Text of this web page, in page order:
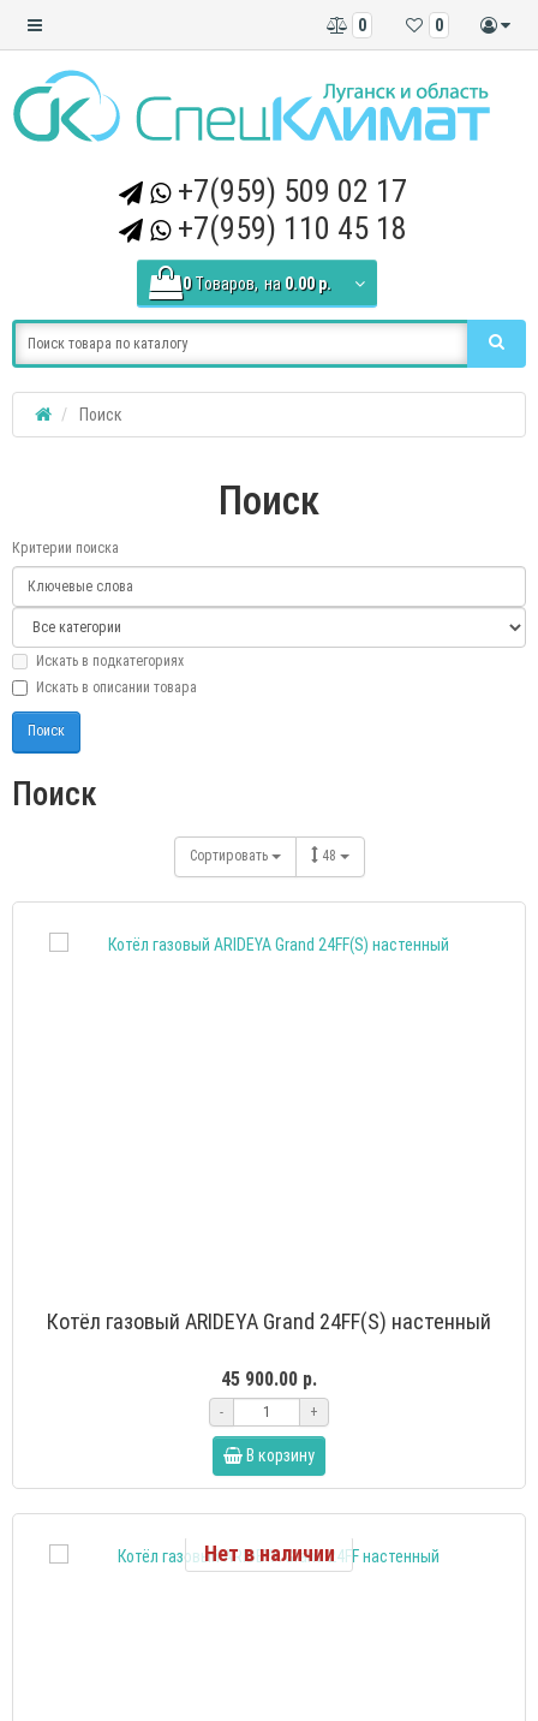
0
0
+7(959) 509 02 17
+7(959) 110 45 18
0 Tоваров, на 0.00 р.
Поиск
Поиск
Критерии поиска
Искать в подкатегориях
Искать в описании товара
Поиск
Сортировать 48
Котёл газовый ARIDEYA Grand 24FF(S) настенный
45 900.00 р.
- +
В корзину
Нет в наличии